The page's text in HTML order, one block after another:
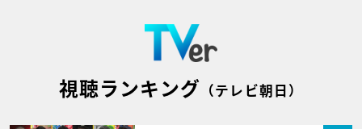
視聴ランキング （テレビ朝日）